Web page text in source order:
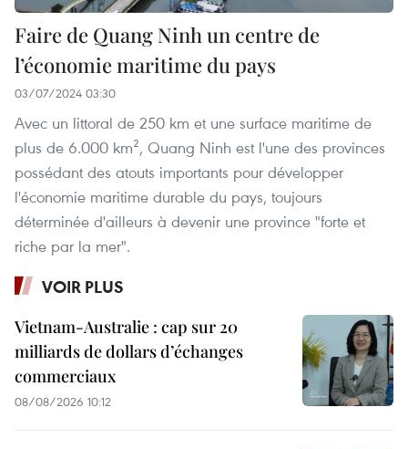
Faire de Quang Ninh un centre de
l’économie maritime du pays
03/07/2024 03:30
Avec un littoral de 250 km et une surface maritime de
plus de 6.000 km², Quang Ninh est l'une des provinces
possédant des atouts importants pour développer
l'économie maritime durable du pays, toujours
déterminée d'ailleurs à devenir une province "forte et
riche par la mer".
VOIR PLUS
Vietnam-Australie : cap sur 20
milliards de dollars d’échanges
commerciaux
08/08/2026 10:12